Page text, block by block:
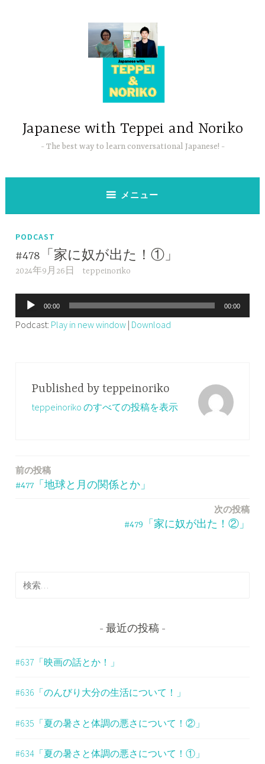
Japanese with Teppei and Noriko
The best way to learn conversational Japanese!
メニュー
PODCAST
#478「家に奴が出た！①」
2024年9月26日 teppeinoriko
声
プ
00:00 00:00
Podcast: Play in new window | Download
Published by teppeinoriko
teppeinoriko のすべての投稿を表示
投
ー
前の投稿
#477「地球と月の関係とか」
次の投稿
#479「家に奴が出た！②」
検
最近の投稿
#637「映画の話とか！」
#636「のんびり大分の生活について！」
#635「夏の暑さと体調の悪さについて！②」
#634「夏の暑さと体調の悪さについて！①」